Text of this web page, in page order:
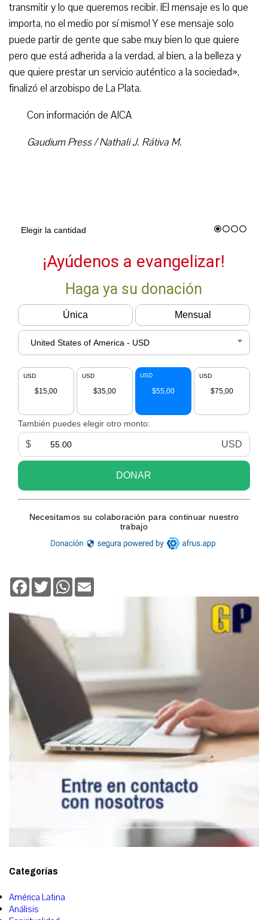
transmitir y lo que queremos recibir. ¡El mensaje es lo que
importa, no el medio por sí mismo! Y ese mensaje solo
puede partir de gente que sabe muy bien lo que quiere
pero que está adherida a la verdad, al bien, a la belleza y
que quiere prestar un servicio auténtico a la sociedad»,
finalizó el arzobispo de La Plata.
Con información de AICA
Gaudium Press / Nathali J. Rátiva M.
Facebook
TwitterWhatsApp
Categorías
América Latina
Análisis